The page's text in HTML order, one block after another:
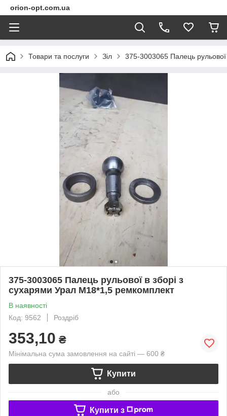
orion-opt.com.ua
Товари та послуги Зіл 375-3003065 Палець
375-3003065 Палець рульової в зборі з
сухарями Урал М18*1,5 ремкомплект
В наявності
Код: 9562
Роздріб
353,10 ₴
Мінімальна сума замовлення на сайті — 600 ₴
Купити
або
Купити з